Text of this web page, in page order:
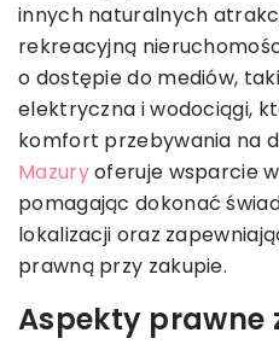
innych naturalnych
rekreacyjną
o dostępie do mediów,
elektryczna i wodociągi,
komfort przebywania na
Mazuryoferuje wsparcie
pomagając dokonać
lokalizacji oraz
prawną przy zakupie.
Aspekty prawne